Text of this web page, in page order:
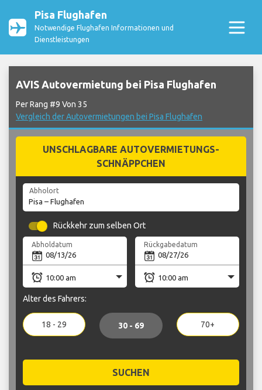
Pisa Flughafen
Notwendige Flughafen Informationen und
Dienstleistungen
AVIS Autovermietung bei Pisa Flughafen
Per Rang #9 Von 35
Vergleich der Autovermietungen bei Pisa Flughafen
UNSCHLAGBARE AUTOVERMIETUNGS-
SCHNÄPPCHEN
Abholort
Rückkehr zum selben Ort
Abholdatum Rückgabedatum
Alter des Fahrers:
18 - 29 30 - 69 70+
SUCHEN